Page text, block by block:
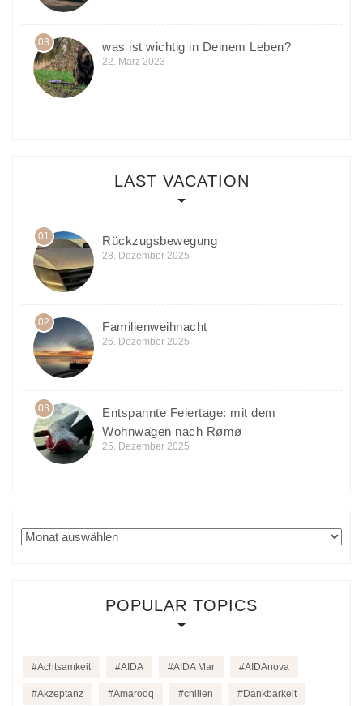
03 was ist wichtig in Deinem Leben?
22. März 2023
LAST VACATION
01 Rückzugsbewegung
28. Dezember 2025
02 Familienweihnacht
26. Dezember 2025
03
Entspannte Feiertage: mit dem
Wohnwagen nach Rømø
25. Dezember 2025
Archiv
POPULAR TOPICS
Achtsamkeit AIDA AIDA Mar AIDAnova
Akzeptanz Amarooq chillen Dankbarkeit